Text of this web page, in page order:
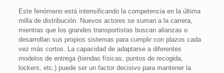
Este fenómeno está intensificando la competencia en la última
milla de distribución. Nuevos actores se suman a la carrera,
mientras que los grandes transportistas buscan alianzas o
desarrollan sus propios sistemas para cumplir con plazos cada
vez más cortos. La capacidad de adaptarse a diferentes
modelos de entrega (tiendas físicas, puntos de recogida,
lockers, etc.) puede ser un factor decisivo para mantener la